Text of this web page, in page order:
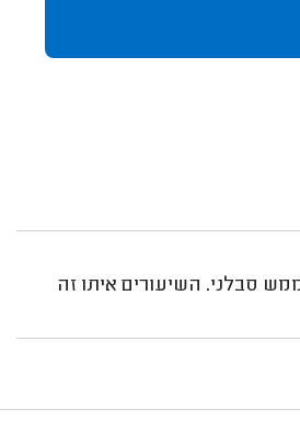
סבלני. השיעורים איתו זה